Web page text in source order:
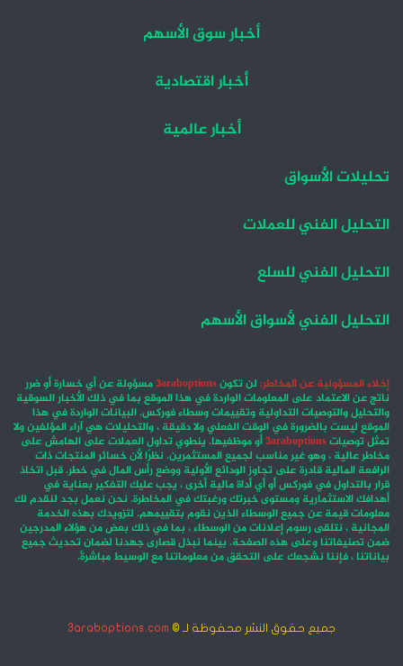
أخبار سوق الأسهم
أخبار اقتصادية
أخبار عالمية
تحليلات الأسواق
التحليل الفني للعملات
التحليل الفني للسلع
التحليل الفني لأسواق الأسهم
إخلاء المسؤولية عن المخاطر: لن تكون3araboptionsمسؤولة عن أي خسارة أو ضرر
ناتج عن الاعتماد على المعلومات الواردة في هذا الموقع بما في ذلك الأخبار السوقية
والتحليل والتوصيات التداولية وتقييمات وسطاء فوركس. البيانات الواردة في هذا
الموقع ليست بالضرورة في الوقت الفعلي ولا دقيقة ، والتحليلات هي آراء المؤلفين ولا
تمثل توصيات3araboptionsأو موظفيها. ينطوي تداول العملات على الهامش على
مخاطر عالية ، وهو غير مناسب لجميع المستثمرين. نظرًا لأن خسائر المنتجات ذات
الرافعة المالية قادرة على تجاوز الودائع الأولية ووضع رأس المال في خطر. قبل اتخاذ
قرار بالتداول في فوركس أو أي أداة مالية أخرى ، يجب عليك التفكير بعناية في
أهدافك الاستثمارية ومستوى خبرتك ورغبتك في المخاطرة. نحن نعمل بجد لنقدم لك
معلومات قيمة عن جميع الوسطاء الذين نقوم بتقييمهم. لتزويدك بهذه الخدمة
المجانية ، نتلقى رسوم إعلانات من الوسطاء ، بما في ذلك بعض من هؤلاء المدرجين
ضمن تصنيفاتنا وعلى هذه الصفحة. بينما نبذل قصارى جهدنا لضمان تحديث جميع
بياناتنا ، فإننا نشجعك على التحقق من معلوماتنا مع الوسيط مباشرةً.
جميع حقوق النشر محفوظة لـ © 3araboptions.com